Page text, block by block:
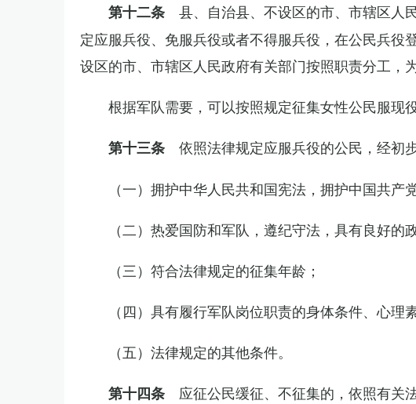
第十二条 县、自治县、不设区的市、市辖区人
定应服兵役、免服兵役或者不得服兵役，在公民兵
设区的市、市辖区人民政府有关部门按照职责分工，
根据军队需要，可以按照规定征集女性公民服现役
第十三条 依照法律规定应服兵役的公民，经初
（一）拥护中华人民共和国宪法，拥护中国共产
（二）热爱国防和军队，遵纪守法，具有良好的
（三）符合法律规定的征集年龄；
（四）具有履行军队岗位职责的身体条件、心理
（五）法律规定的其他条件。
第十四条 应征公民缓征、不征集的，依照有关